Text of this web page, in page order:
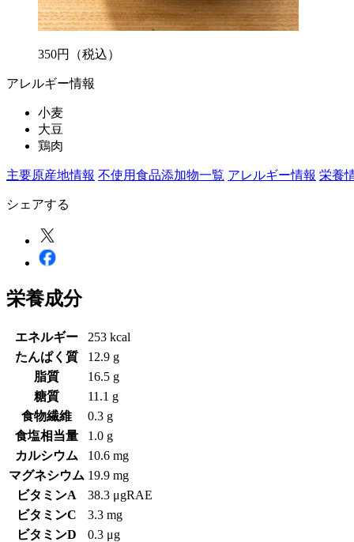
350円 （税込）
アレルギー情報
小麦
大豆
鶏肉
主要原産地情報 不使用食品添加物一覧 アレルギー情報 栄養
シェアする
栄養成分
エネルギー
253 kcal
たんぱく質
12.9 g
脂質
16.5 g
糖質
11.1 g
食物繊維
0.3 g
食塩相当量
1.0 g
カルシウム
10.6 mg
マグネシウム 19.9 mg
ビタミンA
38.3 μgRAE
ビタミンC
3.3 mg
ビタミンD
0.3 μg